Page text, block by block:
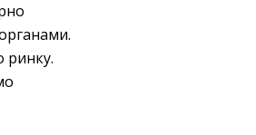
ринку.